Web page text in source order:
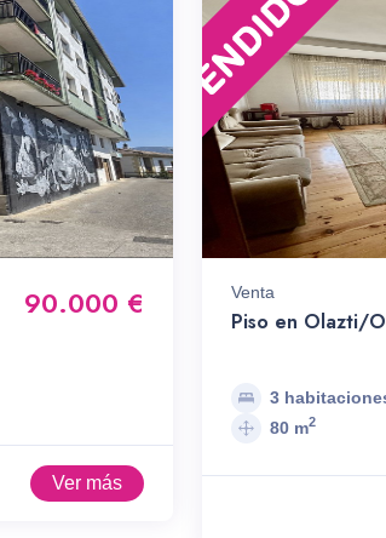
90.000 €
Ver más
Venta
Piso en Olazti/
3
80 m2